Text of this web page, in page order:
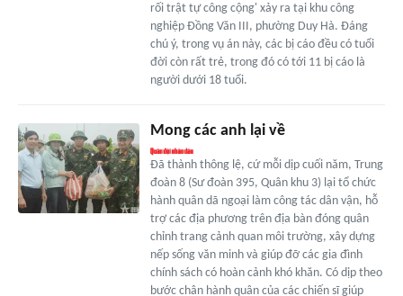
rối trật tự công cộng' xảy ra tại khu công
nghiệp Đồng Văn III, phường Duy Hà. Đáng
chú ý, trong vụ án này, các bị cáo đều có tuổi
đời còn rất trẻ, trong đó có tới 11 bị cáo là
người dưới 18 tuổi.
Mong các anh lại về
Đã thành thông lệ, cứ mỗi dịp cuối năm, Trung
đoàn 8 (Sư đoàn 395, Quân khu 3) lại tổ chức
hành quân dã ngoại làm công tác dân vận, hỗ
trợ các địa phương trên địa bàn đóng quân
chỉnh trang cảnh quan môi trường, xây dựng
nếp sống văn minh và giúp đỡ các gia đình
chính sách có hoàn cảnh khó khăn. Có dịp theo
bước chân hành quân của các chiến sĩ giúp